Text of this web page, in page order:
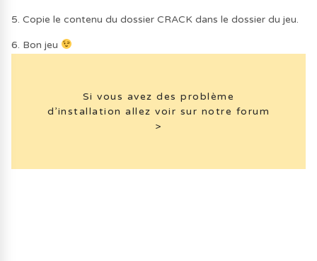
5. Copie le contenu du dossier CRACK dans le dossier du jeu.
6. Bon jeu
Si vous avez des problème
d’installation allez voir sur notre forum
>